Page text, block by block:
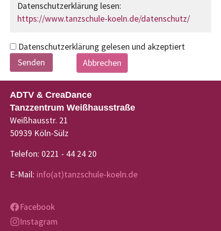
Datenschutzerklärung lesen:
https://www.tanzschule-koeln.de/datenschutz/
Datenschutzerklärung gelesen und akzeptiert
Abbrechen
ADTV & CreaDance
Tanzzentrum Weißhausstraße
Weißhausstr. 21
50939 Köln-Sülz
Telefon: 0221 - 44 24 20
E-Mail: info(at)tanzschule-koeln.de
Facebook
Instagram